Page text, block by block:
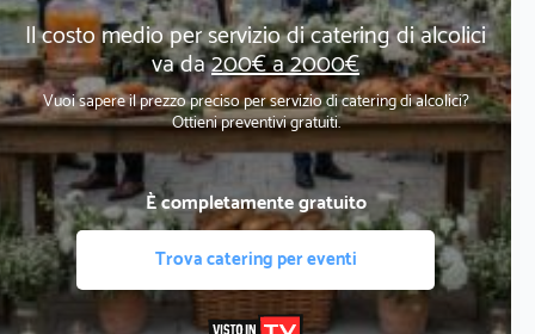
Il costo medio per servizio di catering di alcolici
va da200€ a 2000€
Vuoi sapere il prezzo preciso per servizio di catering di alcolici?
Ottieni preventivi gratuiti.
È completamente gratuito
Trova catering per eventi